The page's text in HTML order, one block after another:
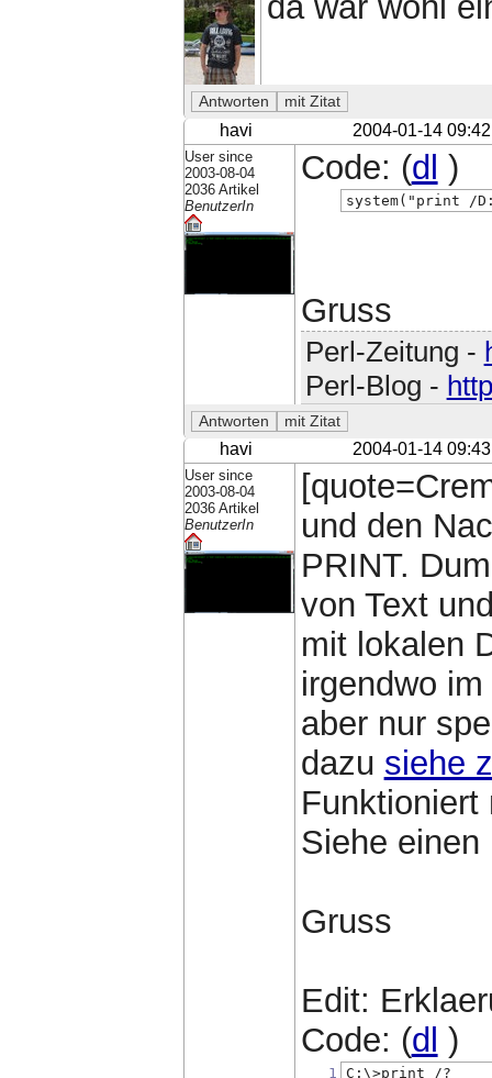
havi 2004-01-14 09:42
User since
2003-08-04
2036 Artikel
BenutzerIn
Code: (dl )
system("print /
Gruss
Perl-Zeitung -
Perl-Blog -
havi 2004-01-14 09:43
User since
2003-08-04
2036 Artikel
BenutzerIn
und den
PRINT.
von Text
mit lokalen
irgendwo
aber nur
dazu siehe
Funktioniert
Siehe
Gruss
Edit:
Code: (dl )
1 C:\>print /?